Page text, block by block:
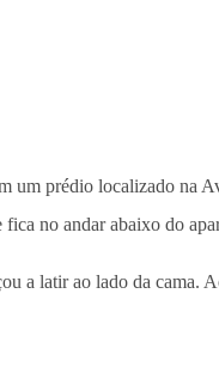
um prédio localizado na
fica no andar abaixo do
a latir ao lado da cama.